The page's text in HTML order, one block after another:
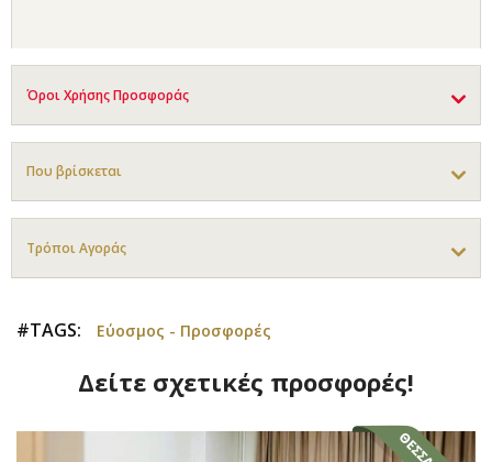
Όροι Χρήσης Προσφοράς
Που βρίσκεται
Τρόποι Αγοράς
#TAGS: Εύοσμος - Προσφορές
Δείτε σχετικές προσφορές!